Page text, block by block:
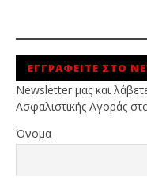
ΕΓΓΡΑΦΕΙΤΕ ΣΤΟ
Newsletter μας και
Ασφαλιστικής Αγοράς
Όνομα